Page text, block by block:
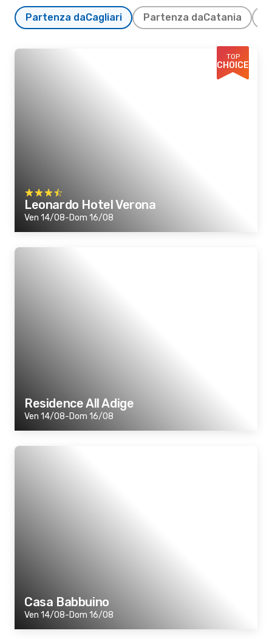
Partenza daCagliari Partenza daCatania
TOP
CHOICE
Leonardo Hotel Verona
Ven 14/08-Dom 16/08
Residence All Adige
Ven 14/08-Dom 16/08
Casa Babbuino
Ven 14/08-Dom 16/08